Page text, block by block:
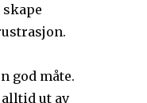
god måte.
ut av